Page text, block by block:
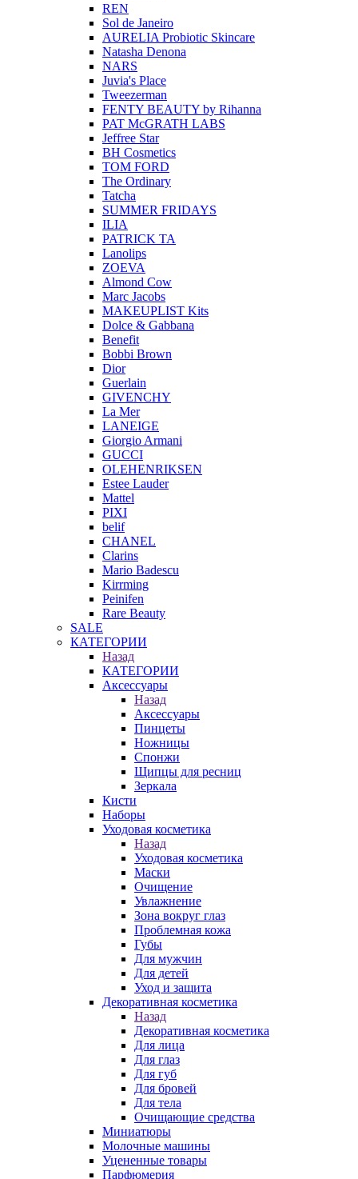
REN
Sol de Janeiro
AURELIA Probiotic Skincare
Natasha Denona
NARS
Juvia's Place
Tweezerman
FENTY BEAUTY by Rihanna
PAT McGRATH LABS
Jeffree Star
BH Cosmetics
TOM FORD
The Ordinary
Tatcha
SUMMER FRIDAYS
ILIA
PATRICK TA
Lanolips
ZOEVA
Almond Cow
Marc Jacobs
MAKEUPLIST Kits
Dolce & Gabbana
Benefit
Bobbi Brown
Dior
Guerlain
GIVENCHY
La Mer
LANEIGE
Giorgio Armani
GUCCI
OLEHENRIKSEN
Estee Lauder
Mattel
PIXI
belif
CHANEL
Clarins
Mario Badescu
Kirrming
Peinifen
Rare Beauty
SALE
КАТЕГОРИИ
Назад
КАТЕГОРИИ
Аксессуары
Назад
Аксессуары
Пинцеты
Ножницы
Спонжи
Щипцы для ресниц
Зеркала
Кисти
Наборы
Уходовая косметика
Назад
Уходовая косметика
Маски
Очищение
Увлажнение
Зона вокруг глаз
Проблемная кожа
Губы
Для мужчин
Для детей
Уход и защита
Декоративная косметика
Назад
Декоративная косметика
Для лица
Для глаз
Для губ
Для бровей
Для тела
Очищающие средства
Миниатюры
Молочные машины
Уцененные товары
Парфюмерия